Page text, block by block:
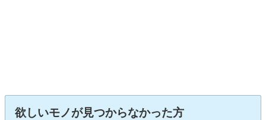
欲しいモノが見つからなかった方